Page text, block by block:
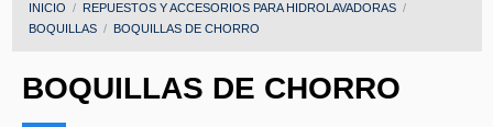
INICIO
REPUESTOS Y ACCESORIOS PARA HIDROLAVADORAS
BOQUILLAS
BOQUILLAS DE CHORRO
BOQUILLAS DE CHORRO